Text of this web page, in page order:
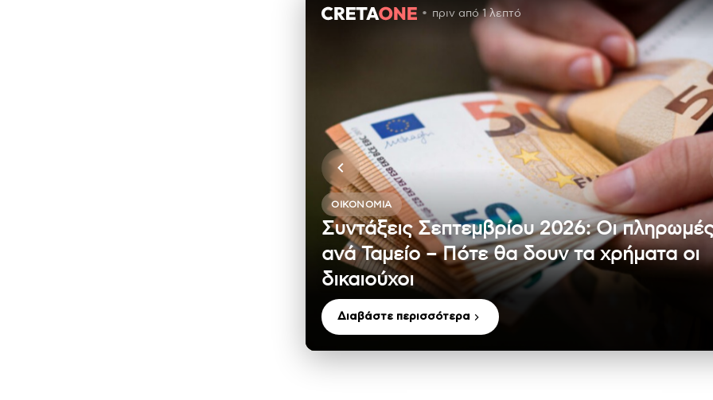
πριν από 1 λεπτό
ΟΙΚΟΝΟΜΊΑ
Συντάξεις Σεπτεμβρίου 2026: Οι πληρωμές
ανά Ταμείο – Πότε θα δουν τα χρήματα οι
δικαιούχοι
Διαβάστε περισσότερα